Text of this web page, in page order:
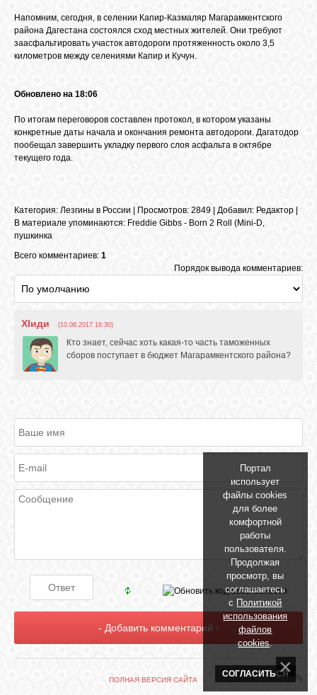
САЙТЫ
ВОПРОСЫ /
ОТВЕТЫ
RSS
FACEBOOK
Напомним, сегодня, в селении Капир-Казмаляр Магарамкентского
района Дагестана состоялся сход местных жителей. Они требуют
заасфальтировать участок автодороги протяженность около 3,5
километров между селениями Капир и Кучун.
Обновлено на 18:06
По итогам переговоров составлен протокол, в котором указаны
конкретные даты начала и окончания ремонта автодороги. Дагатодор
пообещал завершить укладку первого слоя асфальта в октябре
текущего года.
Категория: Лезгины в России | Просмотров: 2849 | Добавил: Редактор |
В материале упоминаются: Freddie Gibbs - Born 2 Roll (Mini-D,
пушкинка
Всего комментариев: 1
Порядок вывода комментариев:
ХIиди (10.08.2017 16:30)
Кто знает, сейчас хоть какая-то часть таможенных
сборов поступает в бюджет Магарамкентского района?
ПОЛНАЯ ВЕРСИЯ САЙТА
Портал
использует
файлы cookies
для более
комфортной
работы
пользователя.
Продолжая
просмотр, вы
соглашаетесь
с Политикой
использования
файлов
cookies.
СОГЛАСИТЬСЯ